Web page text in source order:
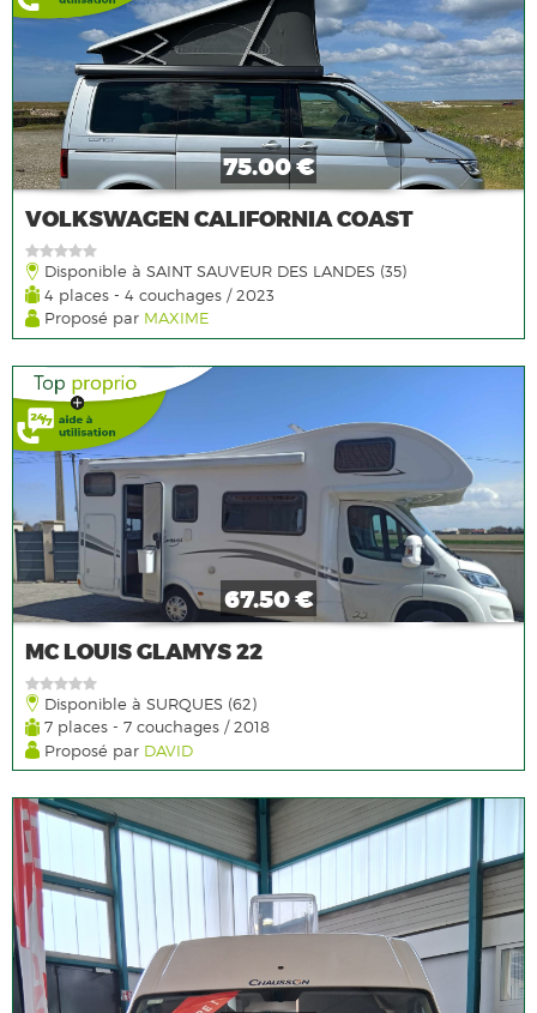
75.00 €
VOLKSWAGEN CALIFORNIA COAST
Disponible à SAINT SAUVEUR DES LANDES (35)
4 places - 4 couchages / 2023
Proposé par MAXIME
67.50 €
MC LOUIS GLAMYS 22
Disponible à SURQUES (62)
7 places - 7 couchages / 2018
Proposé par DAVID